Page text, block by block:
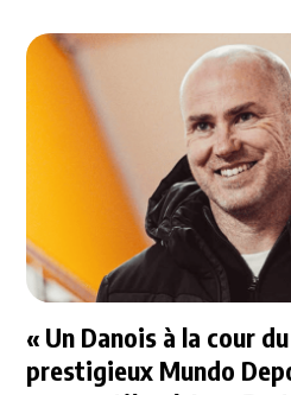
« Un Danois à la cour
prestigieux Mundo